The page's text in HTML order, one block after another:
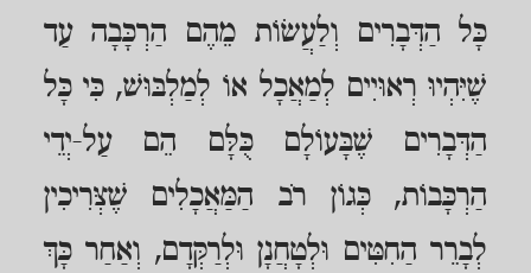
כָּל הַדְּבָרִים וְלַעֲשׂוֹת מֵהֶם הַרְכָּבָה עַד
שֶׁיִּהְיוּ רְאוּיִים לְמַאֲכָל אוֹ לְמַלְבּוּשׁ, כִּי כָּל
הַדְּבָרִים שֶׁבָּעוֹלָם כֻּלָּם הֵם עַל-יְדֵי
הַרְכָּבוֹת, כְּגוֹן רֹב הַמַּאֲכָלִים שֶׁצְּרִיכִין
לְבָרֵר הַחִטִּים וּלְטָחֲנָן וּלְרַקְּדָם, וְאַחַר כָּךְ